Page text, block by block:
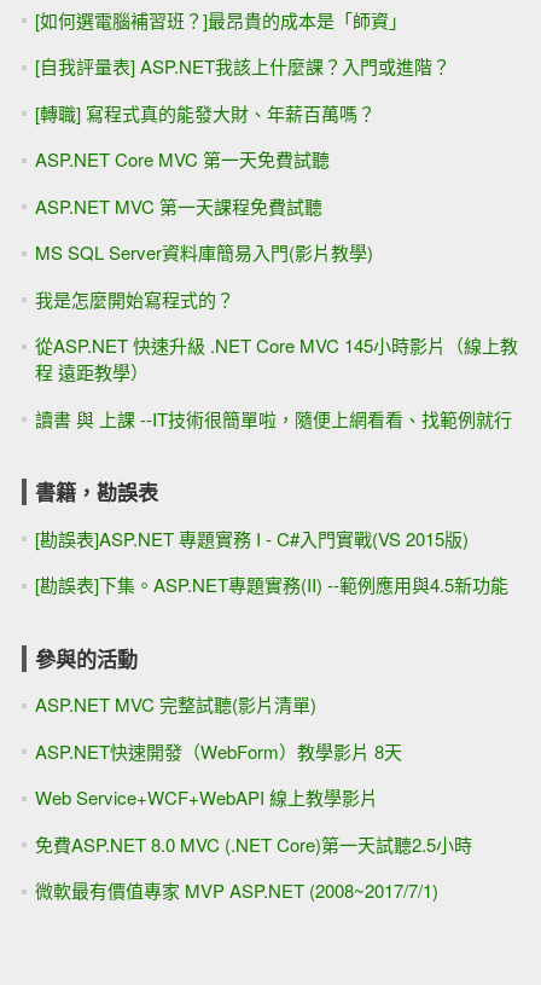
[如何選電腦補習班？]最昂貴的成本是「師資」
[自我評量表] ASP.NET我該上什麼課？入門或進階？
[轉職] 寫程式真的能發大財、年薪百萬嗎？
ASP.NET Core MVC 第一天免費試聽
ASP.NET MVC 第一天課程免費試聽
MS SQL Server資料庫簡易入門(影片教學)
我是怎麼開始寫程式的？
從ASP.NET 快速升級 .NET Core MVC 145小時影片（線上教
程 遠距教學）
讀書 與 上課 --IT技術很簡單啦，隨便上網看看、找範例就行
書籍，勘誤表
[勘誤表]ASP.NET 專題實務 I - C#入門實戰(VS 2015版)
[勘誤表]下集。ASP.NET專題實務(II) --範例應用與4.5新功能
參與的活動
ASP.NET MVC 完整試聽(影片清單)
ASP.NET快速開發（WebForm）教學影片 8天
Web Service+WCF+WebAPI 線上教學影片
免費ASP.NET 8.0 MVC (.NET Core)第一天試聽2.5小時
微軟最有價值專家 MVP ASP.NET (2008~2017/7/1)